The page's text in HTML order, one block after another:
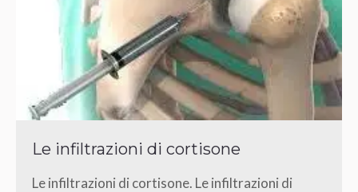
Le infiltrazioni di cortisone
Le infiltrazioni di cortisone. Le infiltrazioni di